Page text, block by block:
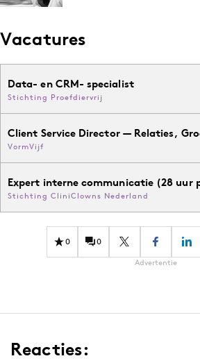
Vacatures
Data- en CRM- specialist
Stichting Proefdiervrij
Client Service Director — Relaties,
VormVijf
Expert interne communicatie (28 uur
Stichting CliniClowns Nederland
0 0
Advertentie
Reacties: